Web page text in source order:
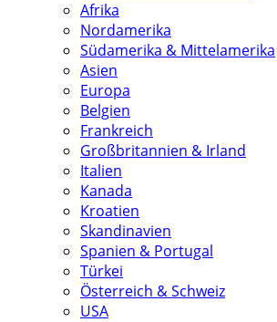
Afrika
Nordamerika
Südamerika & Mittelamerika
Asien
Europa
Belgien
Frankreich
Großbritannien & Irland
Italien
Kanada
Kroatien
Skandinavien
Spanien & Portugal
Türkei
Österreich & Schweiz
USA